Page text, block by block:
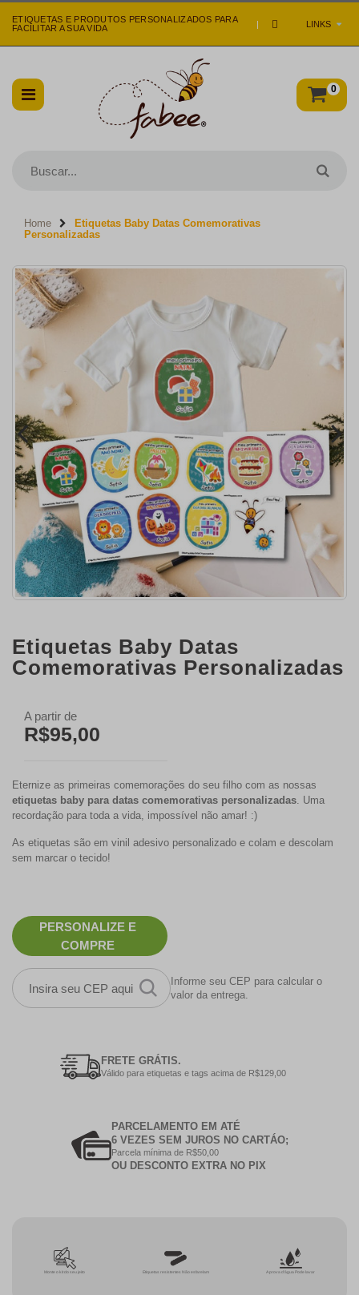
LINKS
ETIQUETAS E PRODUTOS PERSONALIZADOS PARA
FACILITAR A SUA VIDA
|
0
Home
Etiquetas Baby Datas Comemorativas
Personalizadas
Etiquetas Baby Datas
Comemorativas Personalizadas
A partir de
R$95,00
Eternize as primeiras comemorações do seu filho com as nossas
etiquetas baby para datas comemorativas personalizadas. Uma
recordação para toda a vida, impossível não amar! :)
As etiquetas são em vinil adesivo personalizado e colam e descolam
sem marcar o tecido!
PERSONALIZE E
COMPRE
Informe seu CEP para calcular o
valor da entrega.
FRETE GRÁTIS.
Válido para etiquetas e tags acima de R$129,00
PARCELAMENTO EM ATÉ
6 VEZES SEM JUROS NO CARTÁO;
Parcela mínima de R$50,00
OU DESCONTO EXTRA NO PIX
Monte o kit do seu jeito Etiquetas resistentes Não esfarelam A prova d'água Pode lavar